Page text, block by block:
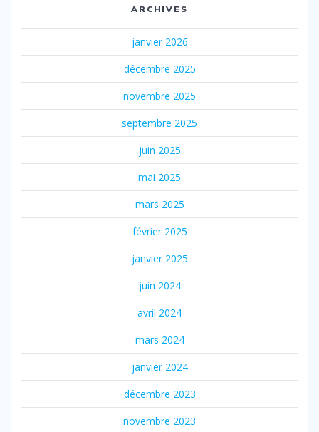
ARCHIVES
janvier 2026
décembre 2025
novembre 2025
septembre 2025
juin 2025
mai 2025
mars 2025
février 2025
janvier 2025
juin 2024
avril 2024
mars 2024
janvier 2024
décembre 2023
novembre 2023